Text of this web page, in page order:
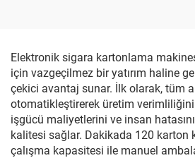
Elektronik sigara kartonlama
için vazgeçilmez bir yatırım haline
çekici avantaj sunar. İlk olarak, tüm
otomatikleştirerek üretim verimliliğini
işgücü maliyetlerini ve insan
kalitesi sağlar. Dakikada 120 karton
çalışma kapasitesi ile manuel